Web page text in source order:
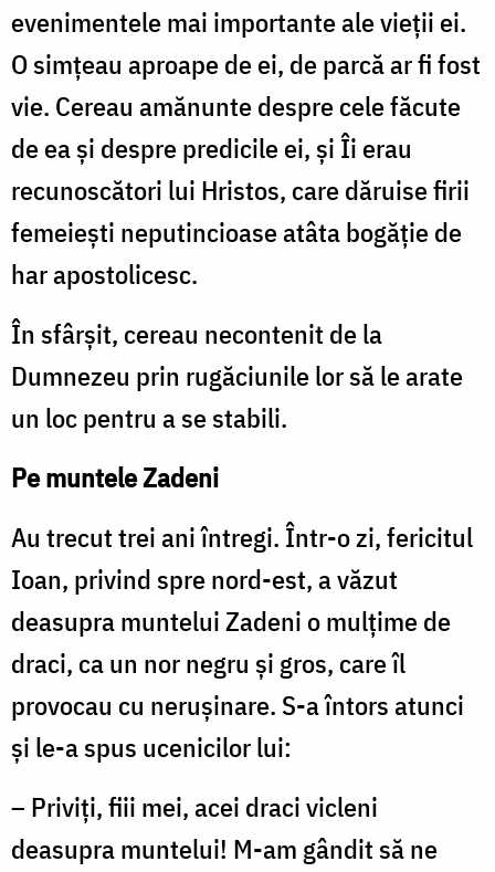
evenimentele mai importante ale vieții ei.
O simțeau aproape de ei, de parcă ar fi fost
vie. Cereau amănunte despre cele făcute
de ea și despre predicile ei, și Îi erau
recunoscători lui Hristos, care dăruise firii
femeiești neputincioase atâta bogăție de
har apostolicesc.
În sfârșit, cereau necontenit de la
Dumnezeu prin rugăciunile lor să le arate
un loc pentru a se stabili.
Pe muntele Zadeni
Au trecut trei ani întregi. Într-o zi, fericitul
Ioan, privind spre nord-est, a văzut
deasupra muntelui Zadeni o mulțime de
draci, ca un nor negru și gros, care îl
provocau cu nerușinare. S-a întors atunci
și le-a spus ucenicilor lui:
– Priviți, fiii mei, acei draci vicleni
deasupra muntelui! M-am gândit să ne